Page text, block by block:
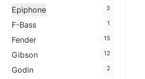
Epiphone 3
F-Bass 1
Fender 15
Gibson 12
Godin 2